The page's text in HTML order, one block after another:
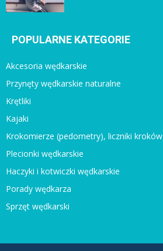
POPULARNE KATEGORIE
Akcesoria wędkarskie
Przynęty wędkarskie naturalne
Krętliki
Kajaki
Krokomierze (pedometry), liczniki kroków
Plecionki wędkarskie
Haczyki i kotwiczki wędkarskie
Porady wędkarza
Sprzęt wędkarski